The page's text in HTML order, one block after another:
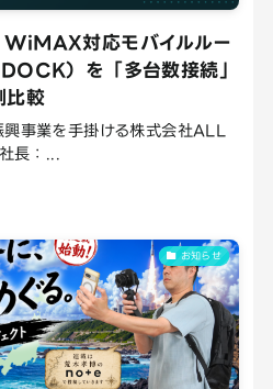
WiMAX対応モバイルルー
）を「多台数接続」
比較
事業を手掛ける株式会社ALL
長：...
お知らせ